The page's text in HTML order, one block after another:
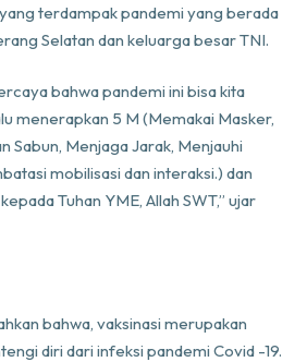
terdampak pandemi yang berada
Selatan dan keluarga besar TNI.
bahwa pandemi ini bisa kita
menerapkan 5 M (Memakai Masker,
Sabun, Menjaga Jarak, Menjauhi
mobilisasi dan interaksi.) dan
Tuhan YME, Allah SWT,” ujar
bahwa, vaksinasi merupakan
diri dari infeksi pandemi Covid -19.